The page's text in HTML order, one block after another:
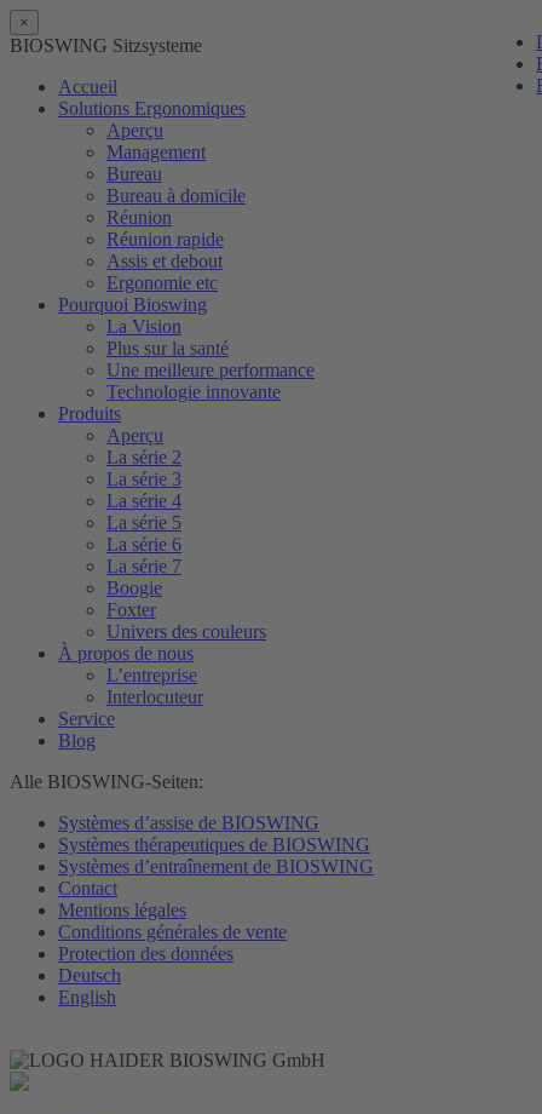
×
BIOSWING Sitzsysteme
Accueil
Solutions Ergonomiques
Aperçu
Management
Bureau
Bureau à domicile
Réunion
Réunion rapide
Assis et debout
Ergonomie etc
Pourquoi Bioswing
La Vision
Plus sur la santé
Une meilleure performance
Technologie innovante
Produits
Aperçu
La série 2
La série 3
La série 4
La série 5
La série 6
La série 7
Boogie
Foxter
Univers des couleurs
À propos de nous
L’entreprise
Interlocuteur
Service
Blog
Alle BIOSWING-Seiten:
Systèmes d’assise de BIOSWING
Systèmes thérapeutiques de BIOSWING
Systèmes d’entraînement de BIOSWING
Contact
Mentions légales
Conditions générales de vente
Protection des données
Deutsch
English